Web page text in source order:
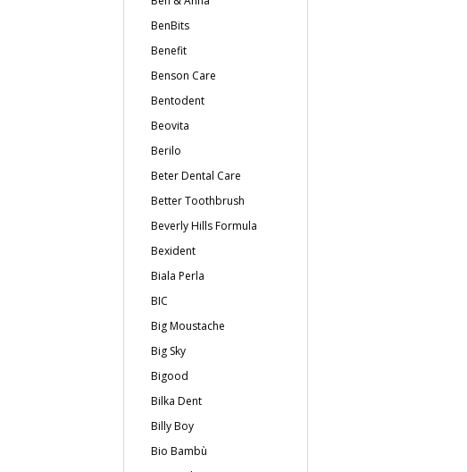
BenBits
Benefit
Benson Care
Bentodent
Beovita
Berilo
Beter Dental Care
Better Toothbrush
Beverly Hills Formula
Bexident
Biala Perla
BIC
Big Moustache
Big Sky
Bigood
Bilka Dent
Billy Boy
Bio Bambù